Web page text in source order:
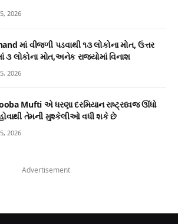
2026
માં વીજળી પડવાથી ૧૩ લોકોના મોત, ઉત્તર
૩ લોકોના મોત,અનેક રાજ્યોમાં વિનાશ
2026
Mufti એ ધરણા દરમિયાન રાષ્ટ્રધ્વજ ઊંધો
તેમની મુશ્કેલીઓ વધી શકે છે
2026
Advertisement